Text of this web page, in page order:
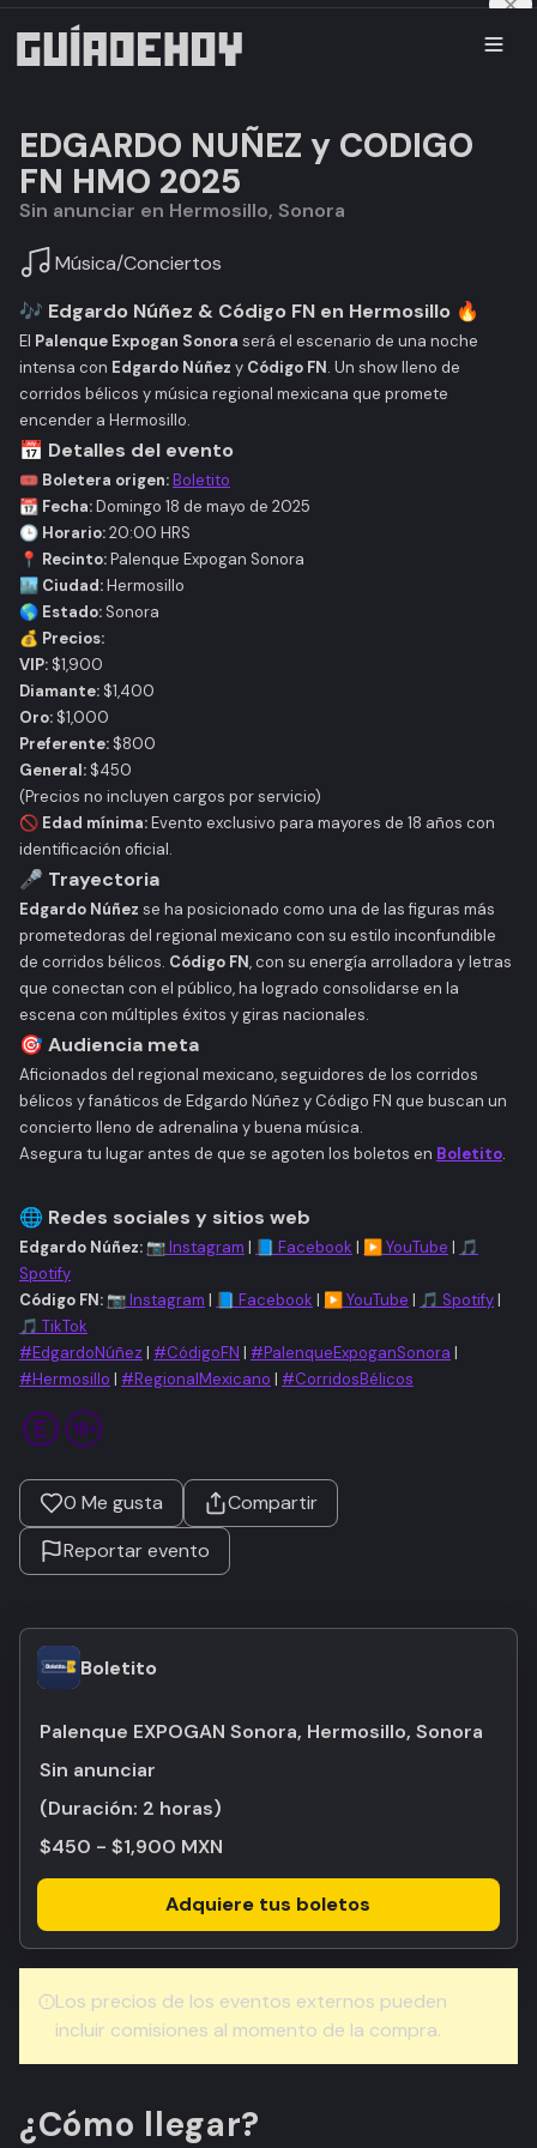
EDGARDO NUÑEZ y CODIGO
FN HMO 2025
Sin anunciar en Hermosillo, Sonora
Música/Conciertos
🎶 Edgardo Núñez & Código FN en Hermosillo 🔥
El Palenque Expogan Sonora será el escenario de una noche
intensa con Edgardo Núñez y Código FN. Un show lleno de
corridos bélicos y música regional mexicana que promete
encender a Hermosillo.
📅 Detalles del evento
🎟️ Boletera origen:Boletito
📆 Fecha:Domingo 18 de mayo de 2025
🕒 Horario:20:00 HRS
📍 Recinto:Palenque Expogan Sonora
🏙️ Ciudad:Hermosillo
🌎 Estado: Sonora
💰 Precios:
VIP: $1,900
Diamante: $1,400
Oro: $1,000
Preferente: $800
General: $450
(Precios no incluyen cargos por servicio)
🚫 Edad mínima:Evento exclusivo para mayores de 18 años con
identificación oficial.
🎤 Trayectoria
Edgardo Núñez se ha posicionado como una de las figuras más
prometedoras del regional mexicano con su estilo inconfundible
de corridos bélicos. Código FN, con su energía arrolladora y letras
que conectan con el público, ha logrado consolidarse en la
escena con múltiples éxitos y giras nacionales.
🎯 Audiencia meta
Aficionados del regional mexicano, seguidores de los corridos
bélicos y fanáticos de Edgardo Núñez y Código FN que buscan un
concierto lleno de adrenalina y buena música.
Asegura tu lugar antes de que se agoten los boletos en Boletito.
🌐 Redes sociales y sitios web
Edgardo Núñez: 📷 Instagram | 📘 Facebook | ▶️ YouTube | 🎵
Spotify
Código FN: 📷 Instagram | 📘 Facebook | ▶️ YouTube | 🎵 Spotify|
🎵 TikTok
#EdgardoNúñez | #CódigoFN | #PalenqueExpoganSonora |
#Hermosillo | #RegionalMexicano | #CorridosBélicos
0 Me gusta
Compartir
Reportar evento
Boletito
Palenque EXPOGAN Sonora, Hermosillo, Sonora
Sin anunciar
(Duración: 2 horas)
$450 - $1,900 MXN
Adquiere tus boletos
Los precios de los eventos externos pueden
incluir comisiones al momento de la compra.
¿Cómo llegar?